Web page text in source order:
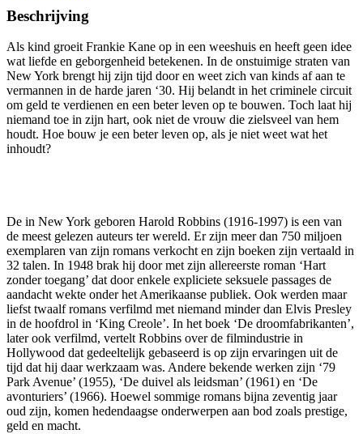
Beschrijving
Als kind groeit Frankie Kane op in een weeshuis en heeft geen idee
wat liefde en geborgenheid betekenen. In de onstuimige straten van
New York brengt hij zijn tijd door en weet zich van kinds af aan te
vermannen in de harde jaren ‘30. Hij belandt in het criminele circuit
om geld te verdienen en een beter leven op te bouwen. Toch laat hij
niemand toe in zijn hart, ook niet de vrouw die zielsveel van hem
houdt. Hoe bouw je een beter leven op, als je niet weet wat het
inhoudt?
De in New York geboren Harold Robbins (1916-1997) is een van
de meest gelezen auteurs ter wereld. Er zijn meer dan 750 miljoen
exemplaren van zijn romans verkocht en zijn boeken zijn vertaald in
32 talen. In 1948 brak hij door met zijn allereerste roman ‘Hart
zonder toegang’ dat door enkele expliciete seksuele passages de
aandacht wekte onder het Amerikaanse publiek. Ook werden maar
liefst twaalf romans verfilmd met niemand minder dan Elvis Presley
in de hoofdrol in ‘King Creole’. In het boek ‘De droomfabrikanten’,
later ook verfilmd, vertelt Robbins over de filmindustrie in
Hollywood dat gedeeltelijk gebaseerd is op zijn ervaringen uit de
tijd dat hij daar werkzaam was. Andere bekende werken zijn ‘79
Park Avenue’ (1955), ‘De duivel als leidsman’ (1961) en ‘De
avonturiers’ (1966). Hoewel sommige romans bijna zeventig jaar
oud zijn, komen hedendaagse onderwerpen aan bod zoals prestige,
geld en macht.